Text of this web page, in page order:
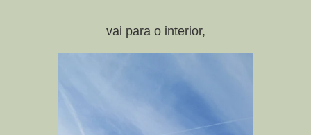
vai para o interior,